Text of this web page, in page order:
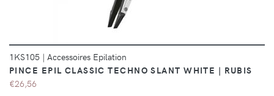
1KS105 | Accessoires Epilation
PINCE EPIL CLASSIC TECHNO SLANT WHITE | RUBIS
€26,56